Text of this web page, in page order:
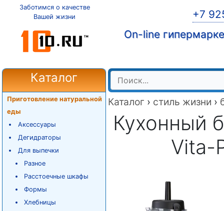
Заботимся о качестве
Вашей жизни
+7
On-line
Каталог
Приготовление натуральной
еды
Аксессуары
Дегидраторы
Для выпечки
Разное
Расстоечные шкафы
Формы
Хлебницы
Каталог › стиль жизни ›
Кухонный
Vita-